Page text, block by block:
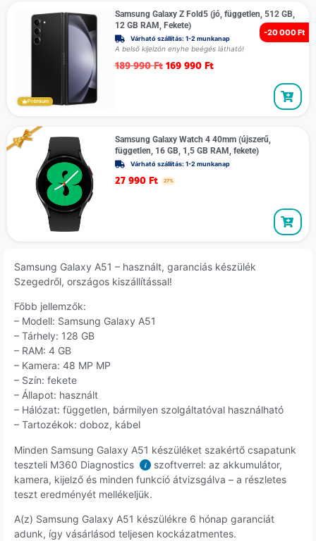
-20 000 Ft
Prémium
Samsung Galaxy Z Fold5 (jó, független, 512 GB,
12 GB RAM, Fekete)
Várható szállítás: 1-2 munkanap
A belső kijelzön enyhe beégés látható!
189 990Ft 169 990 Ft
Samsung Galaxy Watch 4 40mm (újszerű,
független, 16 GB, 1,5 GB RAM, fekete)
Várható szállítás: 1-2 munkanap
27 990 Ft 27%
Samsung Galaxy A51 – használt, garanciás készülék
Szegedről, országos kiszállítással!
Főbb jellemzők:
– Modell: Samsung Galaxy A51
– Tárhely: 128 GB
– RAM: 4 GB
– Kamera: 48 MP MP
– Szín: fekete
– Állapot: használt
– Hálózat: független, bármilyen szolgáltatóval használható
– Tartozékok: doboz, kábel
Minden Samsung Galaxy A51 készüléket szakértő csapatunk
teszteli M360 Diagnostics
i
szoftverrel: az akkumulátor,
kamera, kijelző és minden funkció átvizsgálva – a részletes
teszt eredményét mellékeljük.
A(z) Samsung Galaxy A51 készülékre 6 hónap garanciát
adunk, így vásárlásod teljesen kockázatmentes.